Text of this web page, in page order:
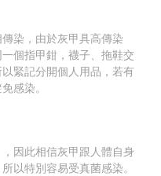
染， 由於灰甲具高傳染
個指甲鉗，襪子、拖鞋交
緊記分開個人用品，若有
感染。
因此相信灰甲跟人體自身
以特別容易受真菌感染。